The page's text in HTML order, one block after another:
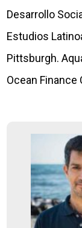
Desarrollo
Estudios
Pittsburgh.
Ocean Finance